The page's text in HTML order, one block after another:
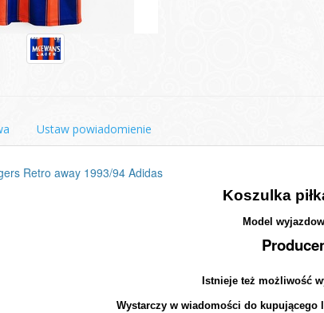
Ustaw powiadomienie
Retro away 1993/94 Adidas
Koszulka
Model
Istnieje też możliwość
Wystarczy w wiadomości do